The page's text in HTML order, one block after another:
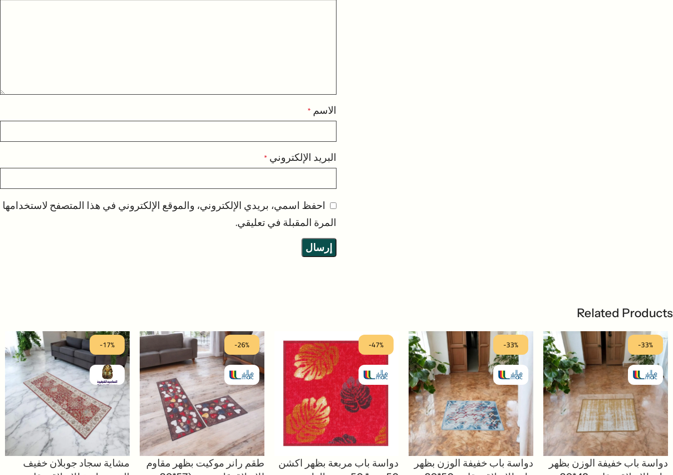
الاسم *
البريد الإلكتروني *
احفظ اسمي، بريدي الإلكتروني، والموقع الإلكتروني في هذا المتصفح لاستخدامها
المرة المقبلة في تعليقي.
Related Products
-33%
دواسة باب خفيفة الوزن بظهر
-33%
دواسة باب خفيفة الوزن بظهر
-47%
دواسة باب مربعة بظهر اكشن
-26%
طقم رانر موكيت بظهر مقاوم
-17%
مشاية سجاد جوبلان خفيف